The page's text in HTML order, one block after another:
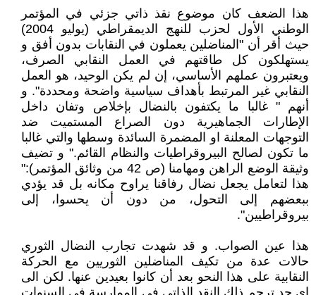
هذا الضعف كان موضوع نقذ ذاتي جزئي في المؤتمر
الوطني الأول لحزب للنهج الديمقراطي (يوليو 2004)
حيث أقر أن "المناضلين يعملون في النقابات بدون أفق و
يستهلكون كل طاقتهم في العمل النقابي الصرف،
ويعتبرون عملهم الأساسي، إن لم يكن الوحيد، هو العمل
النقابي غير المرتبط بأهداف سياسية واضحة ومحددة". و
أنهم " غالبا ما يكتفون بالنضال بإخلاص وتفان داخل
الإطارات الجماهيرية دون الصراع المستميت ضد
التوجهات المعلنة او المضمرة السائدة وسطها والتي غالبا
ما تكون لصالح البيروقراطيات والنظام القائم." و تضيف
وثيقة الوضع الراهن ومهامنا (ص 42 من وثائق المؤتمر):"
هذا لتعامل يجعل نضال رفاقنا يراوح مكانه بل قد يؤدي
ببعضهم إلى التحول، من دون أن يحسوا، إلى
بيروقراطيين".
هذا عين الصواب. و قد شهدت تجارب النضال الثوري
حالات عدة من تكيف المناضلين الثوريين مع الحركة
النقابية على هذا النحو بعد أن كانوا بعيدين عنها. لكن الى